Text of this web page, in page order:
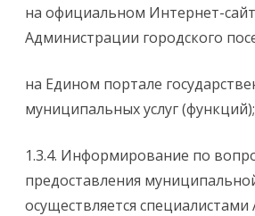
на официальном Интернет-
Администрации городского
на Едином портале
муниципальных услуг (функций);
1.3.4. Информирование по
предоставления
осуществляется